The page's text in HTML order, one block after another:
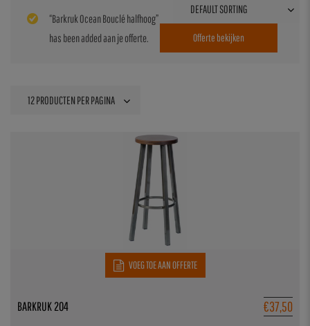
Offerte bekijken
“Barkruk Ocean Bouclé halfhoog”
has been added aan je offerte.
VOEG TOE AAN OFFERTE
€37,50
BARKRUK 204